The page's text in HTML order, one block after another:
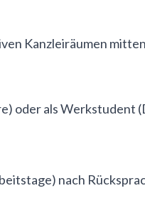
Kanzleiräumen
oder als Werkstudent
nach